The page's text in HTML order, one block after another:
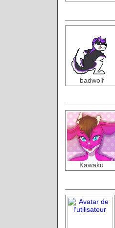
badwolf
Kawaku